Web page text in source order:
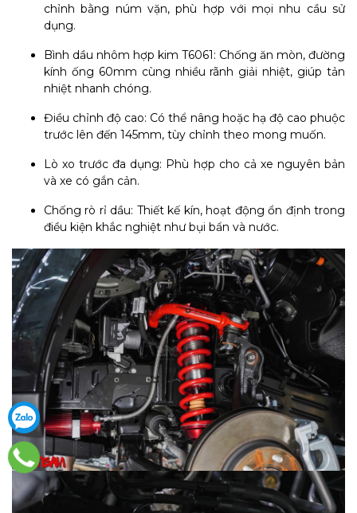
chỉnh bằng núm vặn, phù hợp với mọi nhu cầu sử
dụng.
Bình dầu nhôm hợp kim T6061: Chống ăn mòn, đường
kính ống 60mm cùng nhiều rãnh giải nhiệt, giúp tản
nhiệt nhanh chóng.
Điều chỉnh độ cao: Có thể nâng hoặc hạ độ cao phuộc
trước lên đến 145mm, tùy chỉnh theo mong muốn.
Lò xo trước đa dụng: Phù hợp cho cả xe nguyên bản
và xe có gắn cản.
Chống rò rỉ dầu: Thiết kế kín, hoạt động ổn định trong
điều kiện khắc nghiệt như bụi bẩn và nước.